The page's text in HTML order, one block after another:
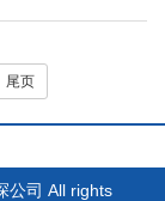
从而赢得法庭的
尾页
公司 All rights